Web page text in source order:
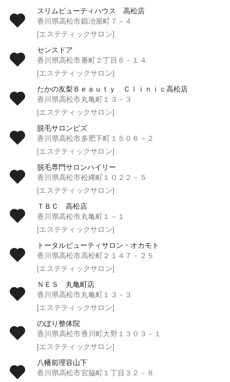
スリムビューティハウス 高松店
香川県高松市鍛冶屋町７－４
[エステティックサロン]
センスドア
香川県高松市番町２丁目６－１４
[エステティックサロン]
たかの友梨Ｂｅａｕｔｙ Ｃｌｉｎｉｃ高松店
香川県高松市丸亀町１３－３
[エステティックサロン]
脱毛サロンビズ
香川県高松市多肥下町１５０６－２
[エステティックサロン]
脱毛専門サロンハイリー
香川県高松市松縄町１０２２－５
[エステティックサロン]
ＴＢＣ 高松店
香川県高松市丸亀町１－１
[エステティックサロン]
トータルビューティサロン・オカモト
香川県高松市高松町２１４７－２５
[エステティックサロン]
ＮＥＳ 丸亀町店
香川県高松市丸亀町１３－３
[エステティックサロン]
のぼり整体院
香川県高松市香川町大野１３０３－１
[エステティックサロン]
八幡前理容山下
香川県高松市宮脇町１丁目３２－８